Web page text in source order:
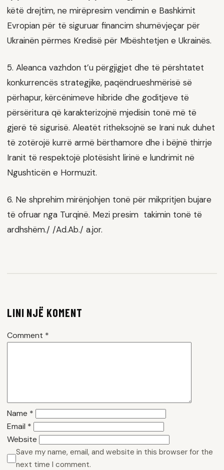
këtë drejtim, ne mirëpresim vendimin e Bashkimit
Evropian për të siguruar financim shumëvjeçar për
Ukrainën përmes Kredisë për Mbështetjen e Ukrainës.
5. Aleanca vazhdon t’u përgjigjet dhe të përshtatet
konkurrencës strategjike, paqëndrueshmërisë së
përhapur, kërcënimeve hibride dhe goditjeve të
përsëritura që karakterizojnë mjedisin tonë më të
gjerë të sigurisë. Aleatët ritheksojnë se Irani nuk duhet
të zotërojë kurrë armë bërthamore dhe i bëjnë thirrje
Iranit të respektojë plotësisht lirinë e lundrimit në
Ngushticën e Hormuzit.
6. Ne shprehim mirënjohjen tonë për mikpritjen bujare
të ofruar nga Turqinë. Mezi presim takimin tonë të
ardhshëm./ /Ad.Ab./ a.jor.
LINI NJË KOMENT
Comment *
Name *
Email *
Website
Save my name, email, and website in this browser for the
next time I comment.